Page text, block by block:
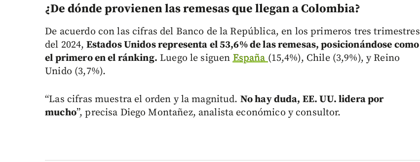
¿De dónde provienen las remesas que llegan a Colombia?
De acuerdo con las cifras del Banco de la República, en los primeros tres trimestres
del 2024, Estados Unidos representa el 53,6% de las remesas, posicionándose como
el primero en el ránking. Luego le siguenEspaña(15,4%), Chile (3,9%), y Reino
Unido (3,7%).
“Las cifras muestra el orden y la magnitud. No hay duda, EE. UU. lidera por
mucho”, precisa Diego Montañez, analista económico y consultor.